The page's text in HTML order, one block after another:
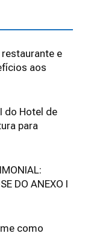
restaurante e
aos
do Hotel de
para
DO ANEXO I
como